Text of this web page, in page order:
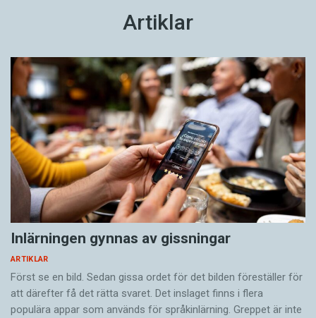
Artiklar
Inlärningen gynnas av gissningar
ARTIKLAR
Först se en bild. Sedan gissa ordet för det bilden föreställer för
att därefter få det rätta svaret. Det inslaget finns i flera
populära appar som används för språkinlärning. Greppet är inte